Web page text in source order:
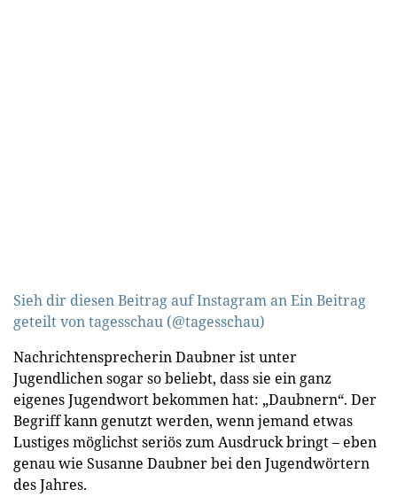
Sieh dir diesen Beitrag auf Instagram anEin Beitrag
geteilt von tagesschau (@tagesschau)
Nachrichtensprecherin Daubner ist unter
Jugendlichen sogar so beliebt, dass sie ein ganz
eigenes Jugendwort bekommen hat: „Daubnern“. Der
Begriff kann genutzt werden, wenn jemand etwas
Lustiges möglichst seriös zum Ausdruck bringt – eben
genau wie Susanne Daubner bei den Jugendwörtern
des Jahres.